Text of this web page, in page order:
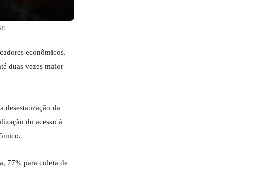
econômicos.
duas vezes maior
desestatização da
do acesso à
77% para coleta de